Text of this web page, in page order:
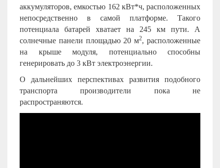
аккумуляторов, емкостью 162 кВт*ч, расположенных
непосредственно в самой платформе. Такого
потенциала батарей хватает на 245 км пути. А
солнечные панели площадью 20 м2, расположенные
на крыше модуля, потенциально способны
генерировать до 3 кВт электроэнергии.
О дальнейших перспективах развития подобного
транспорта производители пока не
распространяются.